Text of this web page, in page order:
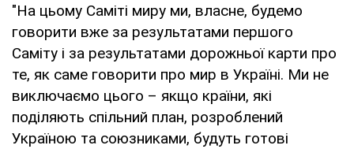
"На цьому Саміті миру ми, власне, будемо
говорити вже за результатами першого
Саміту і за результатами дорожньої карти про
те, як саме говорити про мир в Україні. Ми не
виключаємо цього – якщо країни, які
поділяють спільний план, розроблений
Україною та союзниками, будуть готові